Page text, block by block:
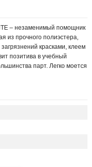
– незаменимый помощник
из прочного полиэстера,
красками, клеем
позитива в учебный
парт. Легко моется